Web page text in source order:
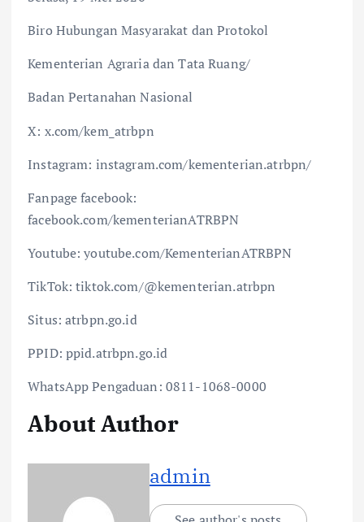
Biro Hubungan Masyarakat dan Protokol
Kementerian Agraria dan Tata Ruang/
Badan Pertanahan Nasional
X: x.com/kem_atrbpn
Instagram: instagram.com/kementerian.atrbpn/
Fanpage facebook:
facebook.com/kementerianATRBPN
Youtube: youtube.com/KementerianATRBPN
TikTok: tiktok.com/@kementerian.atrbpn
Situs: atrbpn.go.id
PPID: ppid.atrbpn.go.id
WhatsApp Pengaduan: 0811-1068-0000
About Author
admin